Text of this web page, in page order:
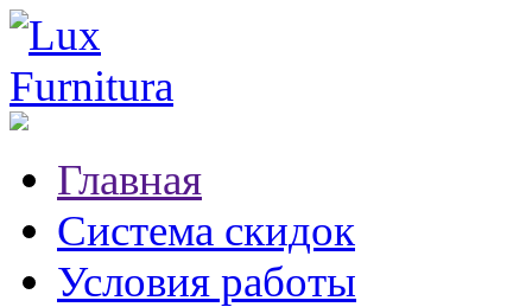
Главная
Система скидок
Условия работы